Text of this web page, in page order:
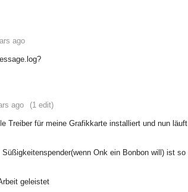
ago
ago (1 edit)
Treiber für meine Grafikkarte installiert und nun läuft
Onk ein Bonbon will) ist so
geleistet